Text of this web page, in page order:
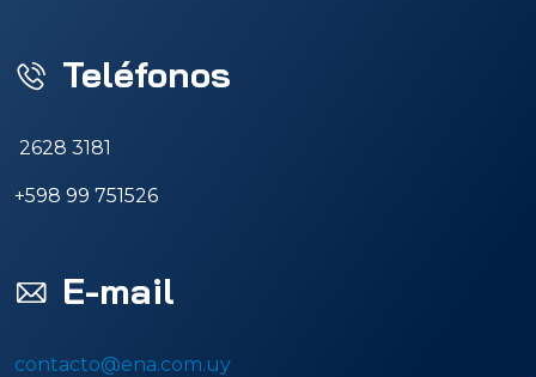
Teléfonos
2628 3181
+598 99 751526
E-mail
contacto@ena.com.uy